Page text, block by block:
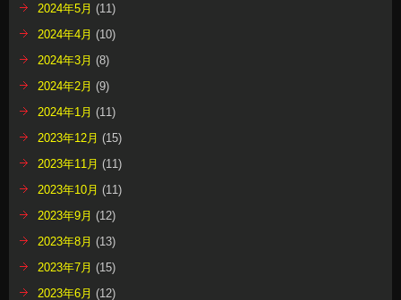
2024年5月 (11)
2024年4月 (10)
2024年3月 (8)
2024年2月 (9)
2024年1月 (11)
2023年12月 (15)
2023年11月 (11)
2023年10月 (11)
2023年9月 (12)
2023年8月 (13)
2023年7月 (15)
2023年6月 (12)